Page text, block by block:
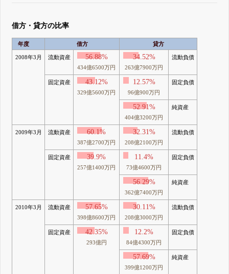
借方・貸方の比率
年度 借方 貸方
2008年3月 流動資産 56.88%
434億6500万円
34.52%
263億7900万円
流動負債
固定資産 43.12%
329億5600万円
12.57%
96億900万円
固定負債
52.91%
404億3200万円
純資産
2009年3月 流動資産 60.1%
387億2700万円
32.31%
208億2100万円
流動負債
固定資産 39.9%
257億1400万円
11.4%
73億4600万円
固定負債
56.29%
362億7400万円
純資産
2010年3月 流動資産 57.65%
398億8600万円
30.11%
208億3000万円
流動負債
固定資産 42.35%
293億円
12.2%
84億4300万円
固定負債
57.69%
399億1200万円
純資産